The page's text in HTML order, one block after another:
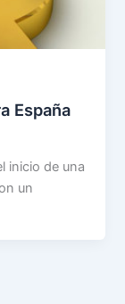
España
inicio de una
un